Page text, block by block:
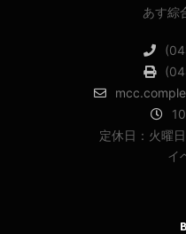
あす綜
定休日：火曜
イベン